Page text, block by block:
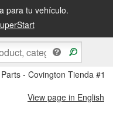
para tu vehículo.
o recógela en la tienda
- Covington Tienda
View page in English